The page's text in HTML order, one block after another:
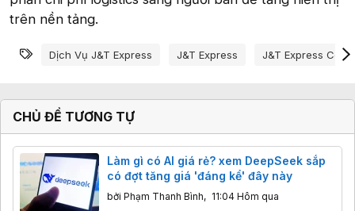
trên nền tảng.
Từ khóa
Dịch Vụ J&t Express J&t Express J&t Express Có
CHỦ ĐỀ TƯƠNG TỰ
Làm gì có AI giá rẻ? xem DeepSeek sắp
có đợt tăng giá 'đáng kể' đây này
bởi Phạm Thanh Bình, 11:04 Hôm qua